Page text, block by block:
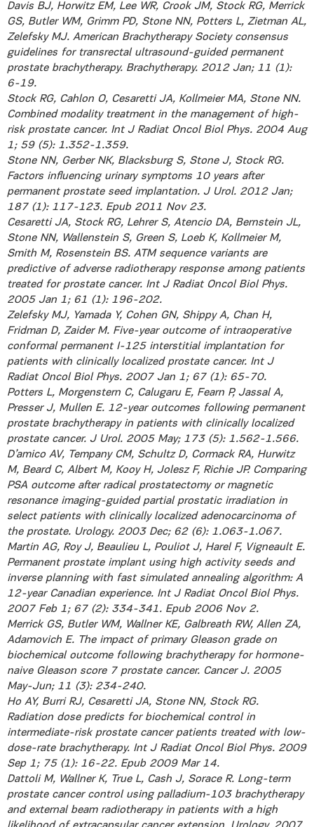
Davis BJ, Horwitz EM, Lee WR, Crook JM, Stock RG, Merrick
GS, Butler WM, Grimm PD, Stone NN, Potters L, Zietman AL,
Zelefsky MJ. American Brachytherapy Society consensus
guidelines for transrectal ultrasound-guided permanent
prostate brachytherapy. Brachytherapy. 2012 Jan; 11 (1):
6-19.
Stock RG, Cahlon O, Cesaretti JA, Kollmeier MA, Stone NN.
Combined modality treatment in the management of high-
risk prostate cancer. Int J Radiat Oncol Biol Phys. 2004 Aug
1; 59 (5): 1.352-1.359.
Stone NN, Gerber NK, Blacksburg S, Stone J, Stock RG.
Factors influencing urinary symptoms 10 years after
permanent prostate seed implantation. J Urol. 2012 Jan;
187 (1): 117-123. Epub 2011 Nov 23.
Cesaretti JA, Stock RG, Lehrer S, Atencio DA, Bernstein JL,
Stone NN, Wallenstein S, Green S, Loeb K, Kollmeier M,
Smith M, Rosenstein BS. ATM sequence variants are
predictive of adverse radiotherapy response among patients
treated for prostate cancer. Int J Radiat Oncol Biol Phys.
2005 Jan 1; 61 (1): 196-202.
Zelefsky MJ, Yamada Y, Cohen GN, Shippy A, Chan H,
Fridman D, Zaider M. Five-year outcome of intraoperative
conformal permanent I-125 interstitial implantation for
patients with clinically localized prostate cancer. Int J
Radiat Oncol Biol Phys. 2007 Jan 1; 67 (1): 65-70.
Potters L, Morgenstern C, Calugaru E, Fearn P, Jassal A,
Presser J, Mullen E. 12-year outcomes following permanent
prostate brachytherapy in patients with clinically localized
prostate cancer. J Urol. 2005 May; 173 (5): 1.562-1.566.
D’amico AV, Tempany CM, Schultz D, Cormack RA, Hurwitz
M, Beard C, Albert M, Kooy H, Jolesz F, Richie JP. Comparing
PSA outcome after radical prostatectomy or magnetic
resonance imaging-guided partial prostatic irradiation in
select patients with clinically localized adenocarcinoma of
the prostate. Urology. 2003 Dec; 62 (6): 1.063-1.067.
Martin AG, Roy J, Beaulieu L, Pouliot J, Harel F, Vigneault E.
Permanent prostate implant using high activity seeds and
inverse planning with fast simulated annealing algorithm: A
12-year Canadian experience. Int J Radiat Oncol Biol Phys.
2007 Feb 1; 67 (2): 334-341. Epub 2006 Nov 2.
Merrick GS, Butler WM, Wallner KE, Galbreath RW, Allen ZA,
Adamovich E. The impact of primary Gleason grade on
biochemical outcome following brachytherapy for hormone-
naive Gleason score 7 prostate cancer. Cancer J. 2005
May-Jun; 11 (3): 234-240.
Ho AY, Burri RJ, Cesaretti JA, Stone NN, Stock RG.
Radiation dose predicts for biochemical control in
intermediate-risk prostate cancer patients treated with low-
dose-rate brachytherapy. Int J Radiat Oncol Biol Phys. 2009
Sep 1; 75 (1): 16-22. Epub 2009 Mar 14.
Dattoli M, Wallner K, True L, Cash J, Sorace R. Long-term
prostate cancer control using palladium-103 brachytherapy
and external beam radiotherapy in patients with a high